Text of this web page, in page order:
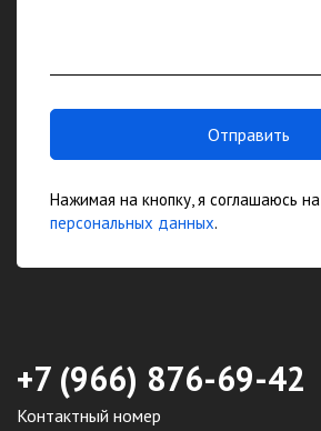
Отправить
Нажимая на кнопку, я соглашаюсь на
персональных данных.
+7 (966) 876-69-42
Контактный номер